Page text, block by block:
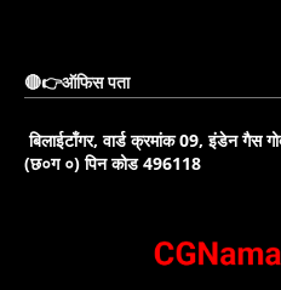
🔴👉ऑफिस पता
बिलाईटाँगर, वार्ड क्रमांक 09, इंडेन गैस
(छ०ग ०) पिन कोड 496118